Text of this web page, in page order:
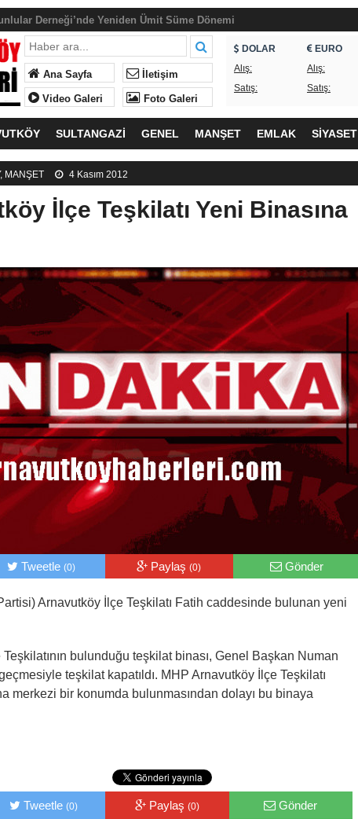
Derneği’nde Yeniden Ümit Süme Dönemi
Derneği’nden İftar
aklınıza ilk ne geliyor?
Kolları’ndan Okullardaki Olaylarla İlgili Basın Açıklaması
Ana Sayfa İletişim
Video Galeri Foto Galeri
DOLAR
Alış:
Satış:
EURO
Alış:
Satış:
SULTANGAZİ GENEL MANŞET EMLAK SİYASET
, MANŞET 4 Kasım 2012
İlçe Teşkilatı Yeni Binasına
Tweetle(0) Paylaş(0) Gönder
Arnavutköy İlçe Teşkilatı Fatih caddesinde bulunan yeni
bulunduğu teşkilat binası, Genel Başkan Numan
teşkilat kapatıldı. MHP Arnavutköy İlçe Teşkilatı
merkezi bir konumda bulunmasından dolayı bu binaya
Tweetle (0) Paylaş (0) Gönder